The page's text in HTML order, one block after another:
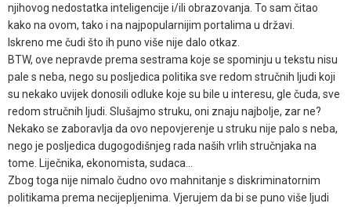
njihovog nedostatka inteligencije i/ili obrazovanja. To sam čitao
kako na ovom, tako i na najpopularnijim portalima u državi.
Iskreno me čudi što ih puno više nije dalo otkaz.
BTW, ove nepravde prema sestrama koje se spominju u tekstu nisu
pale s neba, nego su posljedica politika sve redom stručnih ljudi koji
su nekako uvijek donosili odluke koje su bile u interesu, gle čuda, sve
redom stručnih ljudi. Slušajmo struku, oni znaju najbolje, zar ne?
Nekako se zaboravlja da ovo nepovjerenje u struku nije palo s neba,
nego je posljedica dugogodišnjeg rada naših vrlih stručnjaka na
tome. Liječnika, ekonomista, sudaca...
Zbog toga nije nimalo čudno ovo mahnitanje s diskriminatornim
politikama prema necijepljenima. Vjerujem da bi se puno više ljudi